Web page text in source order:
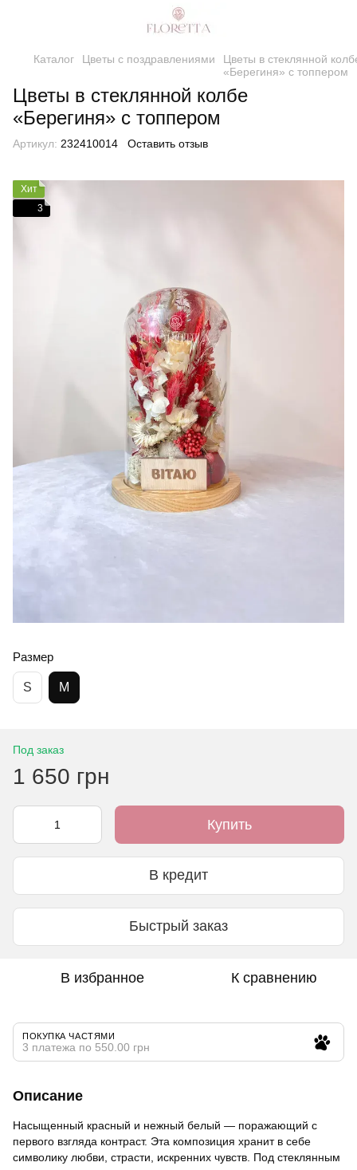
Каталог Цветы с поздравлениями
Цветы в стеклянной
«Берегиня» с топпером
Цветы в стеклянной колбе
«Берегиня» с топпером
Артикул: 232410014 Оставить отзыв
Хит
3
Размер
S M
Под заказ
1 650 грн
Купить
В кредит
Быстрый заказ
В избранное К сравнению
ПОКУПКА ЧАСТЯМИ
3 платежа по 550.00 грн
Описание
Насыщенный красный и нежный белый — поражающий с
первого взгляда контраст. Эта композиция хранит в себе
символику любви, страсти, искренних чувств. Под стеклянным